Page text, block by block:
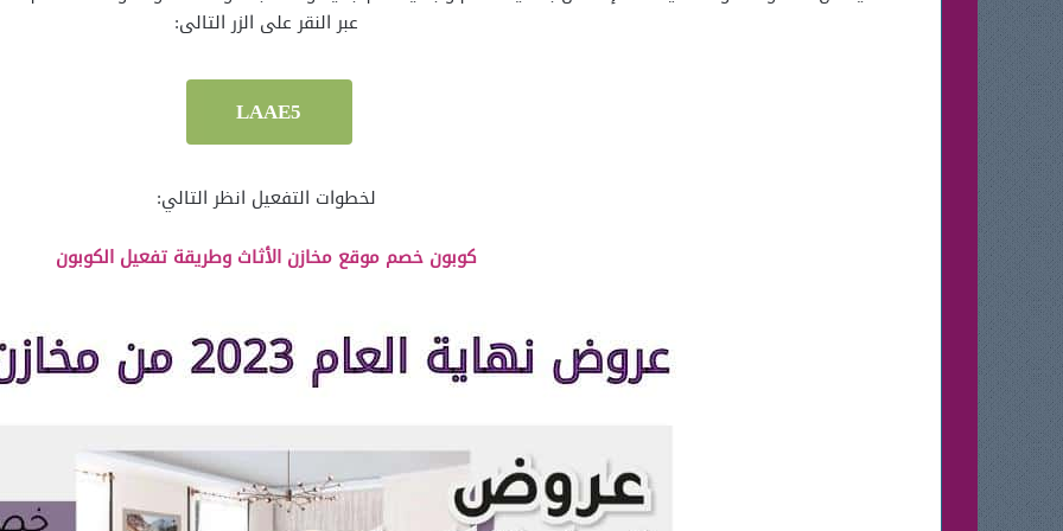
عبر النقر على الزر التالى:
LAAE5
لخطوات التفعيل انظر التالي:
كوبون خصم موقع مخازن الأثاث وطريقة تفعيل الكوبون